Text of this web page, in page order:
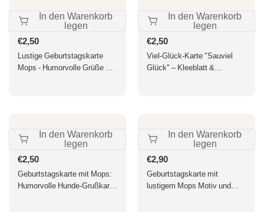
In den Warenkorb
legen
Normaler
Preis
€2,50
Lustige Geburtstagskarte
Mops - Humorvolle Grüße mit
In den Warenkorb
legen
Normaler
Preis
€2,50
Viel-Glück-Karte "Sauviel
Glück" – Kleeblatt &
In den Warenkorb
legen
Normaler
Preis
€2,50
Geburtstagskarte mit Mops:
Humorvolle Hunde-Grußkarte
In den Warenkorb
legen
Normaler
Preis
€2,90
Geburtstagskarte mit
lustigem Mops Motiv und